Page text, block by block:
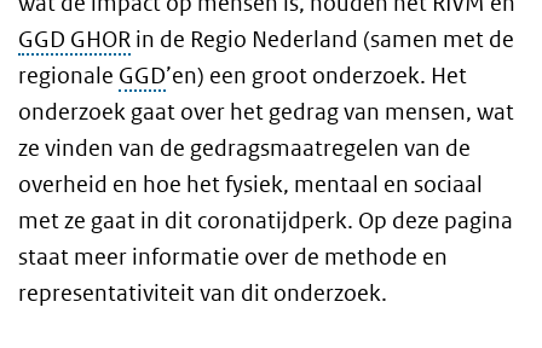
GGD GHOR in de Regio Nederland (samen met de
regionale GGD’en) een groot onderzoek. Het
onderzoek gaat over het gedrag van mensen, wat
ze vinden van de gedragsmaatregelen van de
overheid en hoe het fysiek, mentaal en sociaal
met ze gaat in dit coronatijdperk. Op deze pagina
staat meer informatie over de methode en
representativiteit van dit onderzoek.